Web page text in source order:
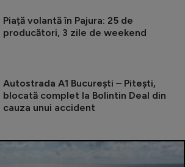
Piață volantă în Pajura: 25 de
producători, 3 zile de weekend
Autostrada A1 București – Pitești,
blocată complet la Bolintin Deal din
cauza unui accident